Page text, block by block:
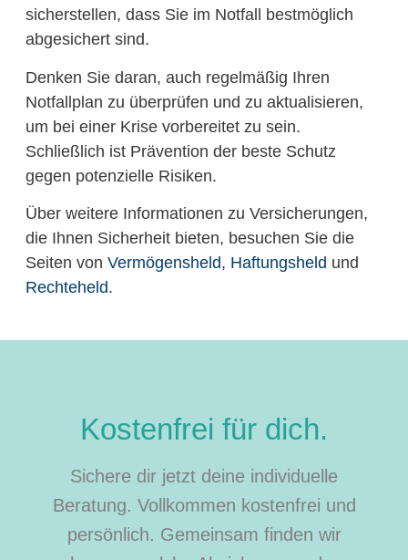
sicherstellen, dass Sie im Notfall bestmöglich
abgesichert sind.
Denken Sie daran, auch regelmäßig Ihren
Notfallplan zu überprüfen und zu aktualisieren,
um bei einer Krise vorbereitet zu sein.
Schließlich ist Prävention der beste Schutz
gegen potenzielle Risiken.
Über weitere Informationen zu Versicherungen,
die Ihnen Sicherheit bieten, besuchen Sie die
Seiten von Vermögensheld, Haftungsheld und
Rechteheld.
Kostenfrei für dich.
Sichere dir jetzt deine individuelle
Beratung. Vollkommen kostenfrei und
persönlich. Gemeinsam finden wir